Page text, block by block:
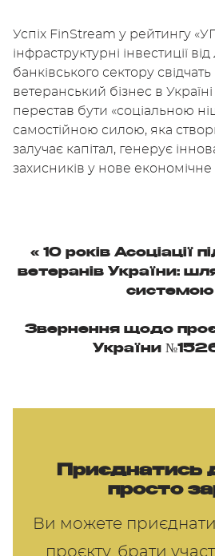
Успіх FinStream у рейтингу
інфраструктурні інвестиції від
банківського сектору
ветеранський бізнес в
перестав бути «соціальною
самостійною силою, яка
залучає капітал, генерує
захисників у нове
« 10 років Асоціації
ветеранів України:
системою
Звернення щодо
України
Приєднатись
просто
Ви можете
проєкту, брати